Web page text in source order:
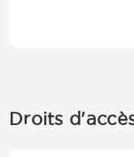
Droits